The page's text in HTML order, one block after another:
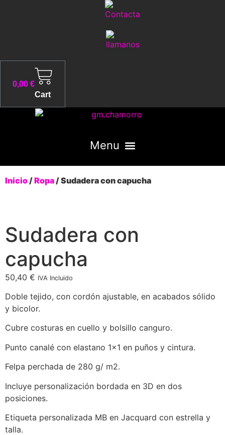
0,00 €
Cart
Inicio /Ropa / Sudadera con capucha
Sudadera con
capucha
50,40 € IVA Incluido
Doble tejido, con cordón ajustable, en acabados sólido
y bicolor.
Cubre costuras en cuello y bolsillo canguro.
Punto canalé con elastano 1×1 en puños y cintura.
Felpa perchada de 280 g/ m2.
Incluye personalización bordada en 3D en dos
posiciones.
Etiqueta personalizada MB en Jacquard con estrella y
talla.